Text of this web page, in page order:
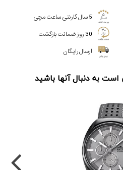
5 سال گارنتی ساعت مچی
30 روز ضمانت بازگشت
ارسال رایگان
به دنبال آنها باشید